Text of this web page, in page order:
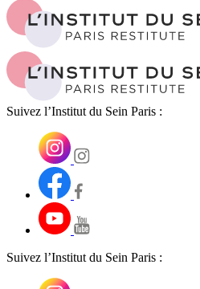
Suivez l’Institut du Sein Paris :
Suivez l’Institut du Sein Paris :